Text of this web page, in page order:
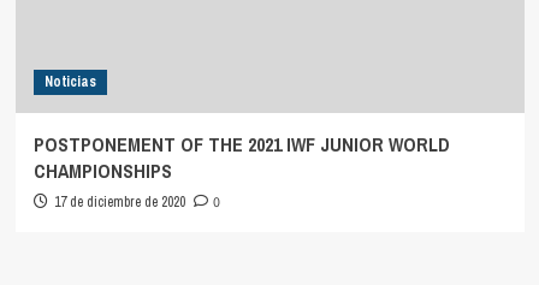
Noticias
POSTPONEMENT OF THE 2021 IWF JUNIOR WORLD
CHAMPIONSHIPS
17 de diciembre de 2020 0